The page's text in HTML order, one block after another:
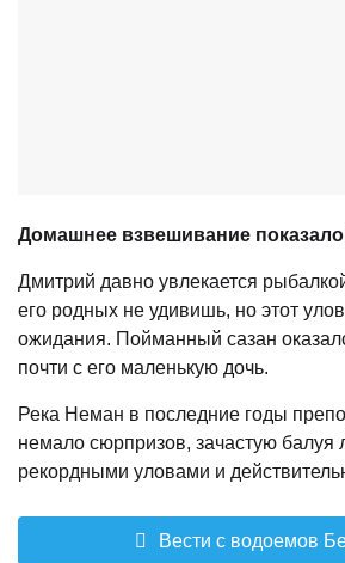
Домашнее взвешивание показало
Дмитрий давно увлекается
его родных не удивишь, но этот
ожидания. Пойманный сазан
почти с его маленькую дочь.
Река Неман в последние годы
немало сюрпризов, зачастую балуя
рекордными уловами и
Вести с водоемов